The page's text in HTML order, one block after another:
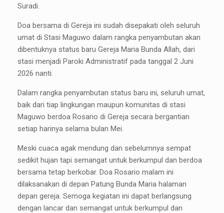
Suradi.
Doa bersama di Gereja ini sudah disepakati oleh seluruh
umat di Stasi Maguwo dalam rangka penyambutan akan
dibentuknya status baru Gereja Maria Bunda Allah, dari
stasi menjadi Paroki Administratif pada tanggal 2 Juni
2026 nanti.
Dalam rangka penyambutan status baru ini, seluruh umat,
baik dari tiap lingkungan maupun komunitas di stasi
Maguwo berdoa Rosario di Gereja secara bergantian
setiap harinya selama bulan Mei.
Meski cuaca agak mendung dan sebelumnya sempat
sedikit hujan tapi semangat untuk berkumpul dan berdoa
bersama tetap berkobar. Doa Rosario malam ini
dilaksanakan di depan Patung Bunda Maria halaman
depan gereja. Semoga kegiatan ini dapat berlangsung
dengan lancar dan semangat untuk berkumpul dan